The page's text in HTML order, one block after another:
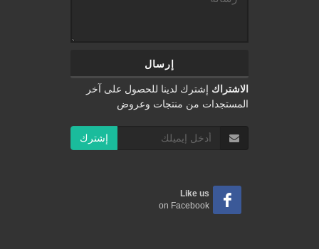
الاشتراك إشترك لدينا للحصول على آخر
المستجدات من منتجات وعروض
إشترك
Like us
on Facebook